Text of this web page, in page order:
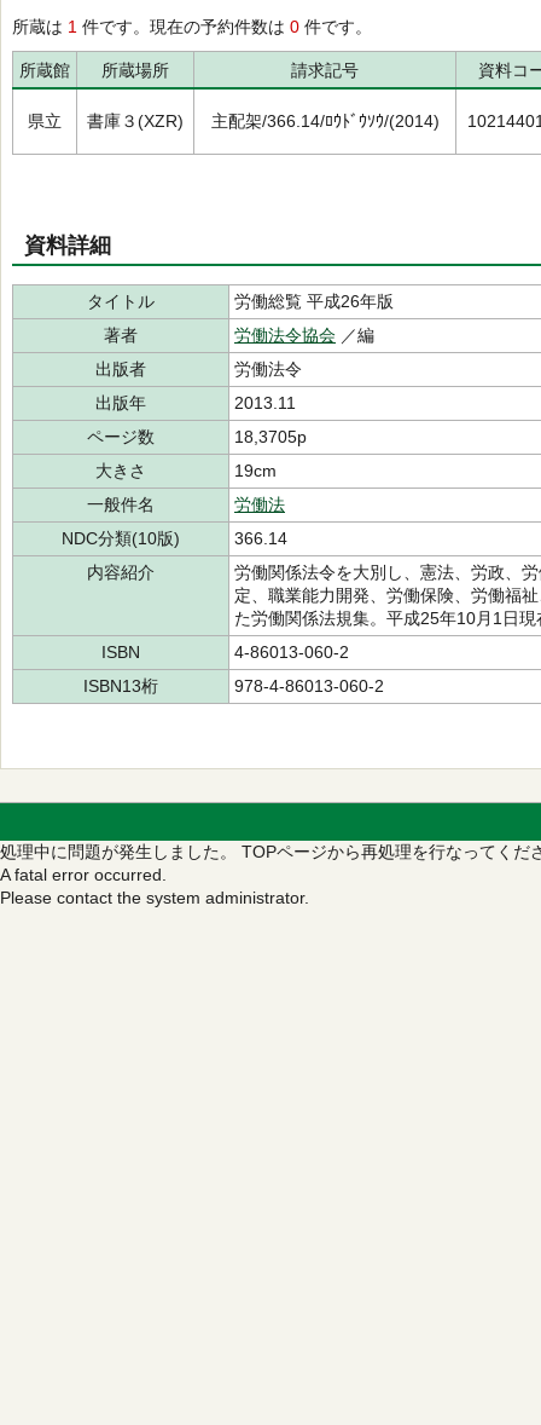
所蔵は 1 件です。現在の予約件数は 0 件です。
所蔵館 所蔵場所 請求記号 資料コ
県立 書庫３(XZR) 主配架/366.14/ﾛｳﾄﾞｳｿｳ/(2014)
資料詳細
タイトル
労働総覧 平成26年版
著者
労働法令協会 ／編
出版者
労働法令
出版年
2013.11
ページ数
18,3705p
大きさ
19cm
一般件名
労働法
NDC分類(10版)
366.14
内容紹介
労働関係法令を大別し、憲法、労政、
定、職業能力開発、労働保険、労働福
た労働関係法規集。平成25年10月1日
ISBN
4-86013-060-2
ISBN13桁
978-4-86013-060-2
処理中に問題が発生しました。 TOPページから再処理を行なってくだ
A fatal error occurred.
Please contact the system administrator.